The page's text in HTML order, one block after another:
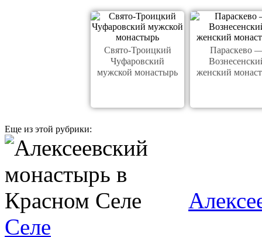
Свято-Троицкий
Чуфаровский
мужской монастырь
Параскево
женский
Еще из этой рубрики:
Селе